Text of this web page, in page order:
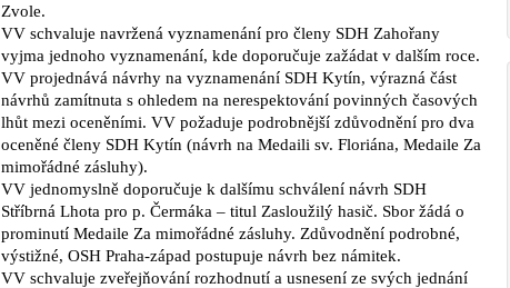
Zvole.
VV schvaluje navržená vyznamenání pro členy SDH Zahořany
vyjma jednoho vyznamenání, kde doporučuje zažádat v dalším roce.
VV projednává návrhy na vyznamenání SDH Kytín, výrazná část
návrhů zamítnuta s ohledem na nerespektování povinných časových
lhůt mezi oceněními. VV požaduje podrobnější zdůvodnění pro dva
oceněné členy SDH Kytín (návrh na Medaili sv. Floriána, Medaile Za
mimořádné zásluhy).
VV jednomyslně doporučuje k dalšímu schválení návrh SDH
Stříbrná Lhota pro p. Čermáka – titul Zasloužilý hasič. Sbor žádá o
prominutí Medaile Za mimořádné zásluhy. Zdůvodnění podrobné,
výstižné, OSH Praha-západ postupuje návrh bez námitek.
VV schvaluje zveřejňování rozhodnutí a usnesení ze svých jednání